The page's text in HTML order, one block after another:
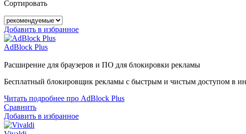
Сортировать
Добавить в избранное
AdBlock Plus
Расширение для браузеров и ПО для блокировки рекламы
Бесплатный блокировщик рекламы с быстрым и чистым доступом в
Читать подробнее про AdBlock Plus
Сравнить
Добавить в избранное